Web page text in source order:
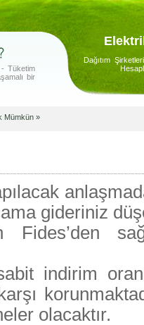
- Tüketim
bir
mevcut tesisat,
Mümkün »
gideriniz
Fides’den
indirim
olacaktır.